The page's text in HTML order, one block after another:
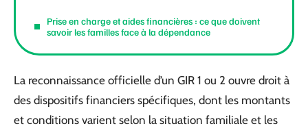
Prise en charge et aides financières : ce que doivent
savoir les familles face à la dépendance
La reconnaissance officielle d’un GIR 1 ou 2 ouvre droit à
des dispositifs financiers spécifiques, dont les montants
et conditions varient selon la situation familiale et les